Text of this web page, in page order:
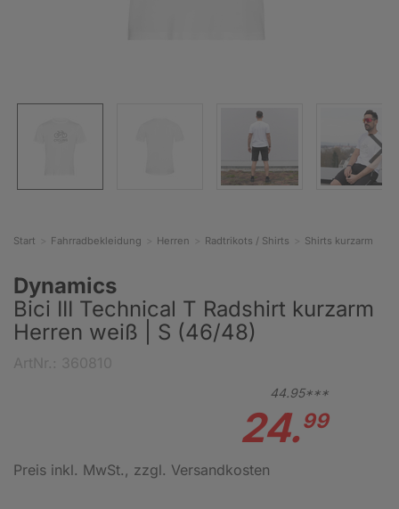
Start Fahrradbekleidung Herren Radtrikots / Shirts Shirts kurzarm
Dynamics
Bici III Technical T Radshirt kurzarm
Herren weiß | S (46/48)
44.95***
24.99
Preis inkl. MwSt., zzgl. Versandkosten